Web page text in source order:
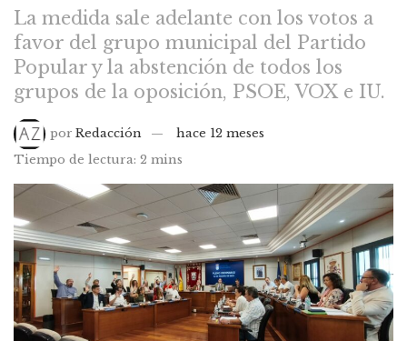
La medida sale adelante con los votos a
favor del grupo municipal del Partido
Popular y la abstención de todos los
grupos de la oposición, PSOE, VOX e IU.
por Redacción
hace 12 meses
Tiempo de lectura: 2 mins